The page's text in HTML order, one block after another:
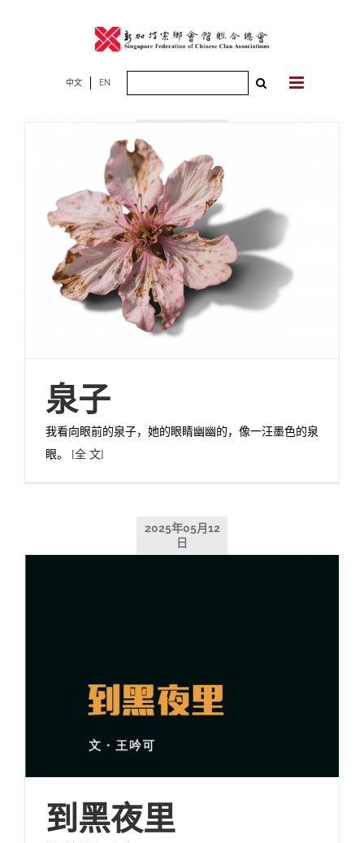
中文 EN
2025年09月07
泉子
我看向眼前的泉子，她的眼睛幽幽的，像一汪墨色的泉
眼。 [全 文]
2025年05月12
日
到黑夜里